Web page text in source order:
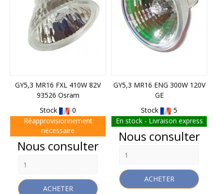
GY5,3 MR16 FXL 410W 82V
93526 Osram
Stock
0
Réapprovisionnement
nécessaire
Prix
Nous consulter
ACHETER
GY5,3 MR16 ENG 300W 120V
GE
Stock
5
En stock - Livraison express
Prix
Nous consulter
ACHETER